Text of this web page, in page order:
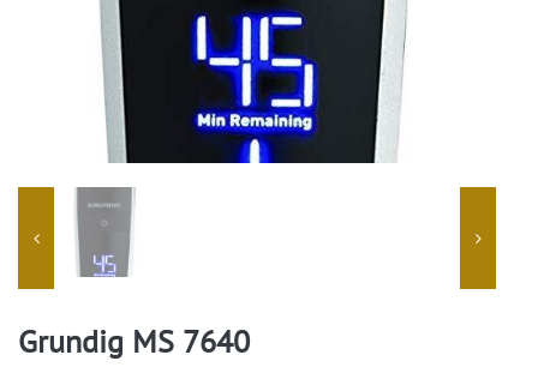
Grundig MS 7640